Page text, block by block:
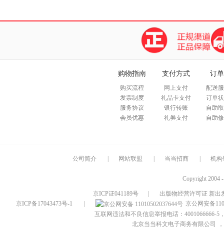
购物指南
购买流程
发票制度
服务协议
会员优惠
支付方式
网上支付
礼品卡支付
银行转账
礼券支付
订
配送
订单
自助
自助
公司简介 网站联盟 当当招商 机构
Copyright 2004
京ICP证041189号
出版物经营许可证 新出
京ICP备17043473号-1
京公网安备
互联网违法和不良信息举报电话：4001066666-5
北京当当科文电子商务有限公司